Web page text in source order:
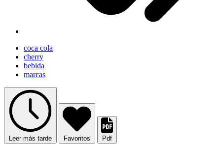
coca cola
cherry
bebida
marcas
Leer más tarde Favoritos Pdf